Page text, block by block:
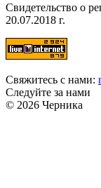
Свидетельство о
20.07.2018 г.
Свяжитесь с нами:
Следуйте за нами
© 2026 Черника